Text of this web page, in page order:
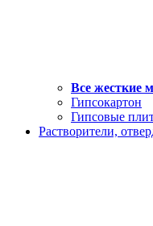
Все жесткие
Гипсокартон
Гипсовые
Растворители,